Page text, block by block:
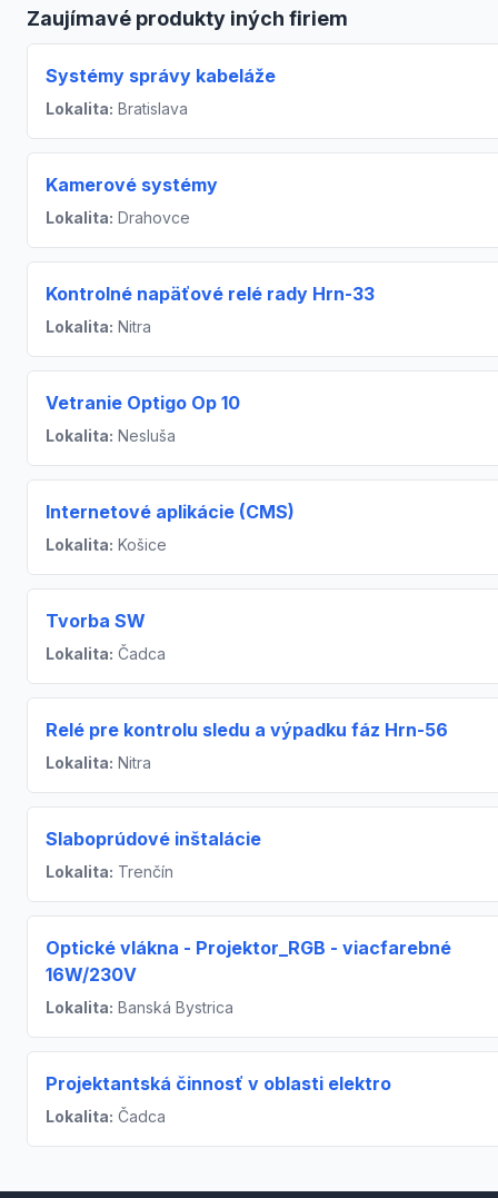
Zaujímavé produkty iných firiem
Systémy správy kabeláže
Lokalita: Bratislava
Kamerové systémy
Lokalita: Drahovce
Kontrolné napäťové relé rady Hrn-33
Lokalita: Nitra
Vetranie Optigo Op 10
Lokalita: Nesluša
Internetové aplikácie (CMS)
Lokalita: Košice
Tvorba SW
Lokalita: Čadca
Relé pre kontrolu sledu a výpadku fáz Hrn-56
Lokalita: Nitra
Slaboprúdové inštalácie
Lokalita: Trenčín
Optické vlákna - Projektor_RGB - viacfarebné
16W/230V
Lokalita: Banská Bystrica
Projektantská činnosť v oblasti elektro
Lokalita: Čadca